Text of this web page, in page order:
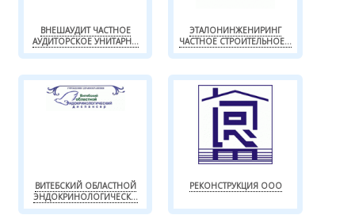
ВНЕШАУДИТ ЧАСТНОЕ
АУДИТОРСКОЕ УНИТАРН...
ЭТАЛОНИНЖЕНИРИНГ
ЧАСТНОЕ СТРОИТЕЛЬНОЕ...
ВИТЕБСКИЙ ОБЛАСТНОЙ
ЭНДОКРИНОЛОГИЧЕСК...
РЕКОНСТРУКЦИЯ ООО